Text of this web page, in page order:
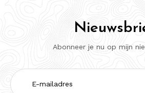
Abonneer je nu op mijn
E-
mailadres